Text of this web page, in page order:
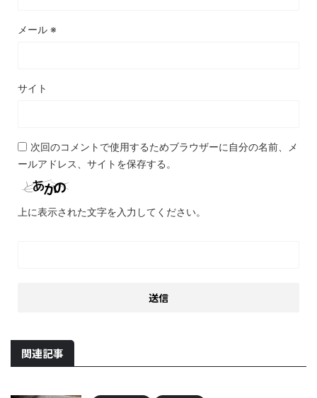
メール ※
サイト
次回のコメントで使用するためブラウザーに自分の名前、メ
ールアドレス、サイトを保存する。
上に表示された文字を入力してください。
関連記事